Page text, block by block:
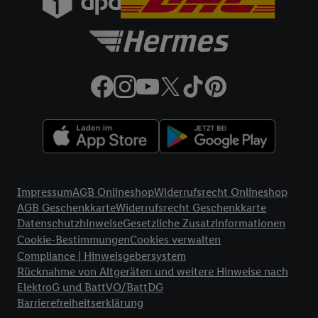
74206 Bad Wimpfen.
Lidl Plus Versandkostenfrei-Coupon:
Versandkostenfrei-Coupon gilt nur für Lidl Plus Nutzer bei
den in der Lidl Plus App vorgegebenen
Mindestbestellwert auf die im Warenkorb befindlichen Artikel
Mindestbestellwert angegeben ist, beträgt der
Mindestbestellwert 79 €. Sollte der jeweils geltende
Mindestbestellwert nachträglich in Folge einer Teilretoure
Rechnung zu stellen. Coupon wird nach Aktivierung
automatisch im Bestellprozess, sofern mit Lidl Plus Konto im
Onlineshop angemeldet, abgezogen. Gilt nicht für Lidl Fotos,
Lidl Reisen, Lidl Connect, Bücher & Medien. Nicht auf
Lieferzuschlag anwendbar. Keine Barauszahlung. Für bereits
getätigte Einkäufe ist das Angebot nicht gültig. Angebote auf
lidl.derichten sich ausschließlich an Endkunden mit
Lieferanschrift in Deutschland; der Kaufvertrag kommt mit
ImpressumAGB OnlineshopWiderrufsrecht Onlineshop
AGB GeschenkkarteWiderrufsrecht Geschenkkarte
DatenschutzhinweiseGesetzliche Zusatzinformationen
Cookie-BestimmungenCookies verwalten
Compliance | Hinweisgebersystem
Rücknahme von Altgeräten und weitere Hinweise nach
ElektroG und BattVO/BattDG
Barrierefreiheitserklärung